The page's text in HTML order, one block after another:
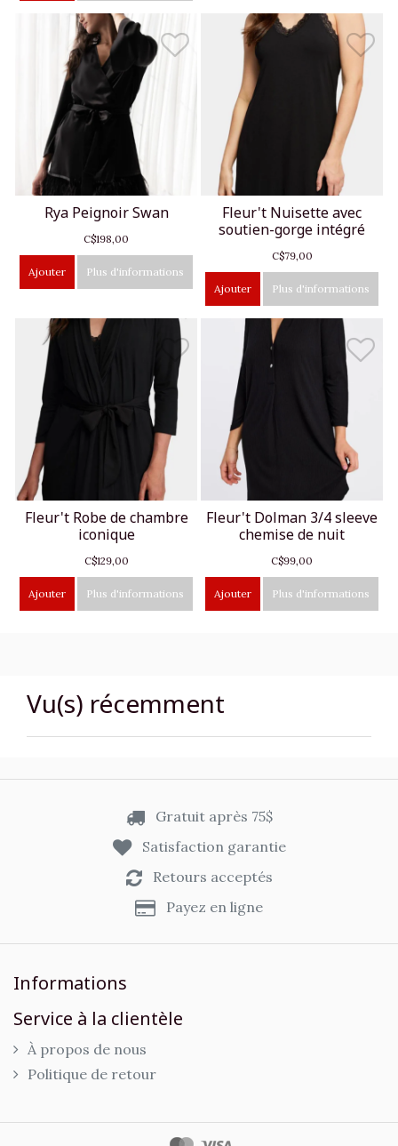
Rya Peignoir Swan
C$198,00
Ajouter Plus d'informations
Fleur't Nuisette avec
soutien-gorge intégré
C$79,00
Ajouter Plus d'informations
Fleur't Robe de chambre
iconique
C$129,00
Ajouter Plus d'informations
Fleur't Dolman 3/4 sleeve
chemise de nuit
C$99,00
Ajouter Plus d'informations
Vu(s) récemment
Gratuit après 75$
Satisfaction garantie
Retours acceptés
Payez en ligne
Informations
Service à la clientèle
À propos de nous
Politique de retour